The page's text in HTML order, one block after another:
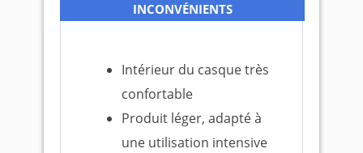
INCONVÉNIENTS
Intérieur du casque très
confortable
Produit léger, adapté à
une utilisation intensive